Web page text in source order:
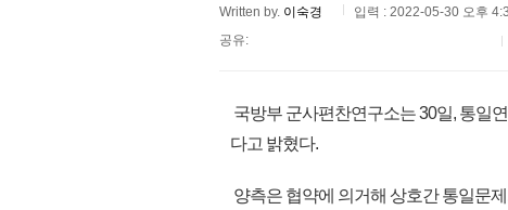
Written by. 이숙경
입력 : 2022-05-30 오후
공유:
국방부 군사편찬연구소는 30일, 통일
다고 밝혔다.
양측은 협약에 의거해 상호간 통일문